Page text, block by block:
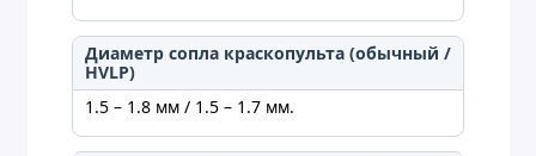
Диаметр сопла краскопульта (обычный /
HVLP)
1.5 – 1.8 мм / 1.5 – 1.7 мм.